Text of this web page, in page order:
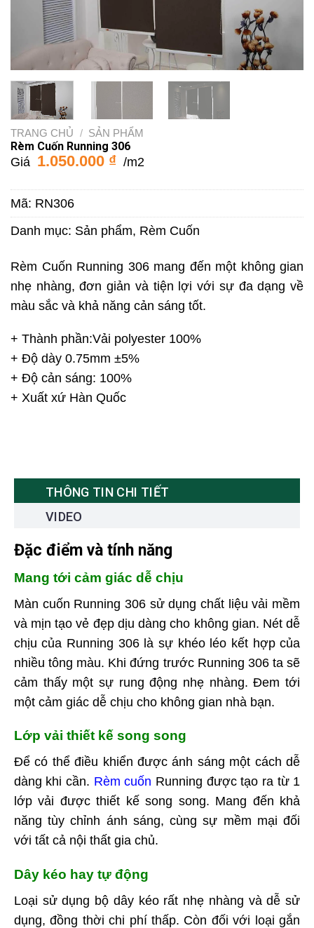
TRANG CHỦ / SẢN PHẨM
Rèm Cuốn Running 306
Giá 1.050.000 ₫ /m2
Mã: RN306
Danh mục: Sản phẩm, Rèm Cuốn
Rèm Cuốn Running 306 mang đến một không gian
nhẹ nhàng, đơn giản và tiện lợi với sự đa dạng về
màu sắc và khả năng cản sáng tốt.
+ Thành phần:Vải polyester 100%
+ Độ dày 0.75mm ±5%
+ Độ cản sáng: 100%
+ Xuất xứ Hàn Quốc
THÔNG TIN CHI TIẾT
VIDEO
Đặc điểm và tính năng
Mang tới cảm giác dễ chịu
Màn cuốn Running 306 sử dụng chất liệu vải mềm
và mịn tạo vẻ đẹp dịu dàng cho không gian. Nét dễ
chịu của Running 306 là sự khéo léo kết hợp của
nhiều tông màu. Khi đứng trước Running 306 ta sẽ
cảm thấy một sự rung động nhẹ nhàng. Đem tới
một cảm giác dễ chịu cho không gian nhà bạn.
Lớp vải thiết kế song song
Để có thể điều khiển được ánh sáng một cách dễ
dàng khi cần. Rèm cuốn Running được tạo ra từ 1
lớp vải được thiết kế song song. Mang đến khả
năng tùy chỉnh ánh sáng, cùng sự mềm mại đối
với tất cả nội thất gia chủ.
Dây kéo hay tự động
Loại sử dụng bộ dây kéo rất nhẹ nhàng và dễ sử
dụng, đồng thời chi phí thấp. Còn đối với loại gắn